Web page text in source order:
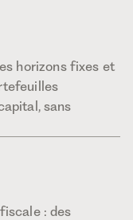
horizons fixes et
sans
: des